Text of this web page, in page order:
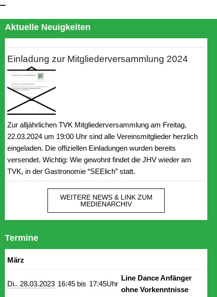
Aktuelle Neuigkeiten
Einladung zur Mitgliederversammlung 2024
Zur alljährlichen TVK Mitgliederversammlung am Freitag,
22.03.2024 um 19:00 Uhr sind alle Vereinsmitglieder herzlich
eingeladen. Die offiziellen Einladungen wurden bereits
versendet. Wichtig: Wie gewohnt findet die JHV wieder am
TVK, in der Gastronomie “SEElich” statt.
WEITERE NEWS & LINK ZUM
MEDIENARCHIV
Termine
März
Di.. 28.03.2023 16:45 bis 17:45Uhr
Line Dance Anfänger
ohne Vorkenntnisse